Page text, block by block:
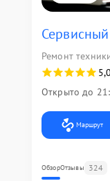
Ремонт
5,0
Открыто до
Маршрут
ОбзорОтзывы 324